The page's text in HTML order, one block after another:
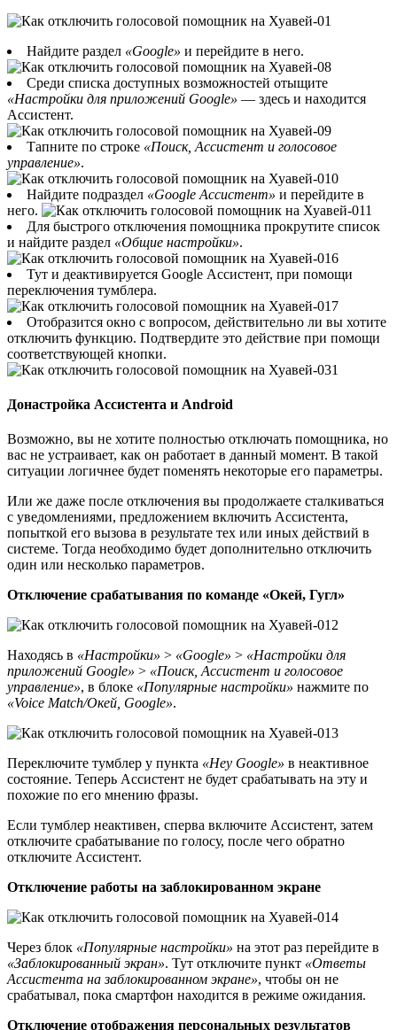
Найдите раздел «Google» и перейдите в него.
Среди списка доступных возможностей отыщите
«Настройки для приложений Google» — здесь и находится
Ассистент.
Тапните по строке «Поиск, Ассистент и голосовое
управление».
Найдите подраздел «Google Ассистент» и перейдите в
него.
Для быстрого отключения помощника прокрутите список
и найдите раздел «Общие настройки».
Тут и деактивируется Google Ассистент, при помощи
переключения тумблера.
Отобразится окно с вопросом, действительно ли вы хотите
отключить функцию. Подтвердите это действие при помощи
соответствующей кнопки.
Донастройка Ассистента и Android
Возможно, вы не хотите полностью отключать помощника, но
вас не устраивает, как он работает в данный момент. В такой
ситуации логичнее будет поменять некоторые его параметры.
Или же даже после отключения вы продолжаете сталкиваться
с уведомлениями, предложением включить Ассистента,
попыткой его вызова в результате тех или иных действий в
системе. Тогда необходимо будет дополнительно отключить
один или несколько параметров.
Отключение срабатывания по команде «Окей, Гугл»
Находясь в «Настройки» > «Google» > «Настройки для
приложений Google» > «Поиск, Ассистент и голосовое
управление», в блоке «Популярные настройки» нажмите по
«Voice Match/Окей, Google».
Переключите тумблер у пункта «Hey Google» в неактивное
состояние. Теперь Ассистент не будет срабатывать на эту и
похожие по его мнению фразы.
Если тумблер неактивен, сперва включите Ассистент, затем
отключите срабатывание по голосу, после чего обратно
отключите Ассистент.
Отключение работы на заблокированном экране
Через блок «Популярные настройки» на этот раз перейдите в
«Заблокированный экран». Тут отключите пункт «Ответы
Ассистента на заблокированном экране», чтобы он не
срабатывал, пока смартфон находится в режиме ожидания.
Отключение отображения персональных результатов